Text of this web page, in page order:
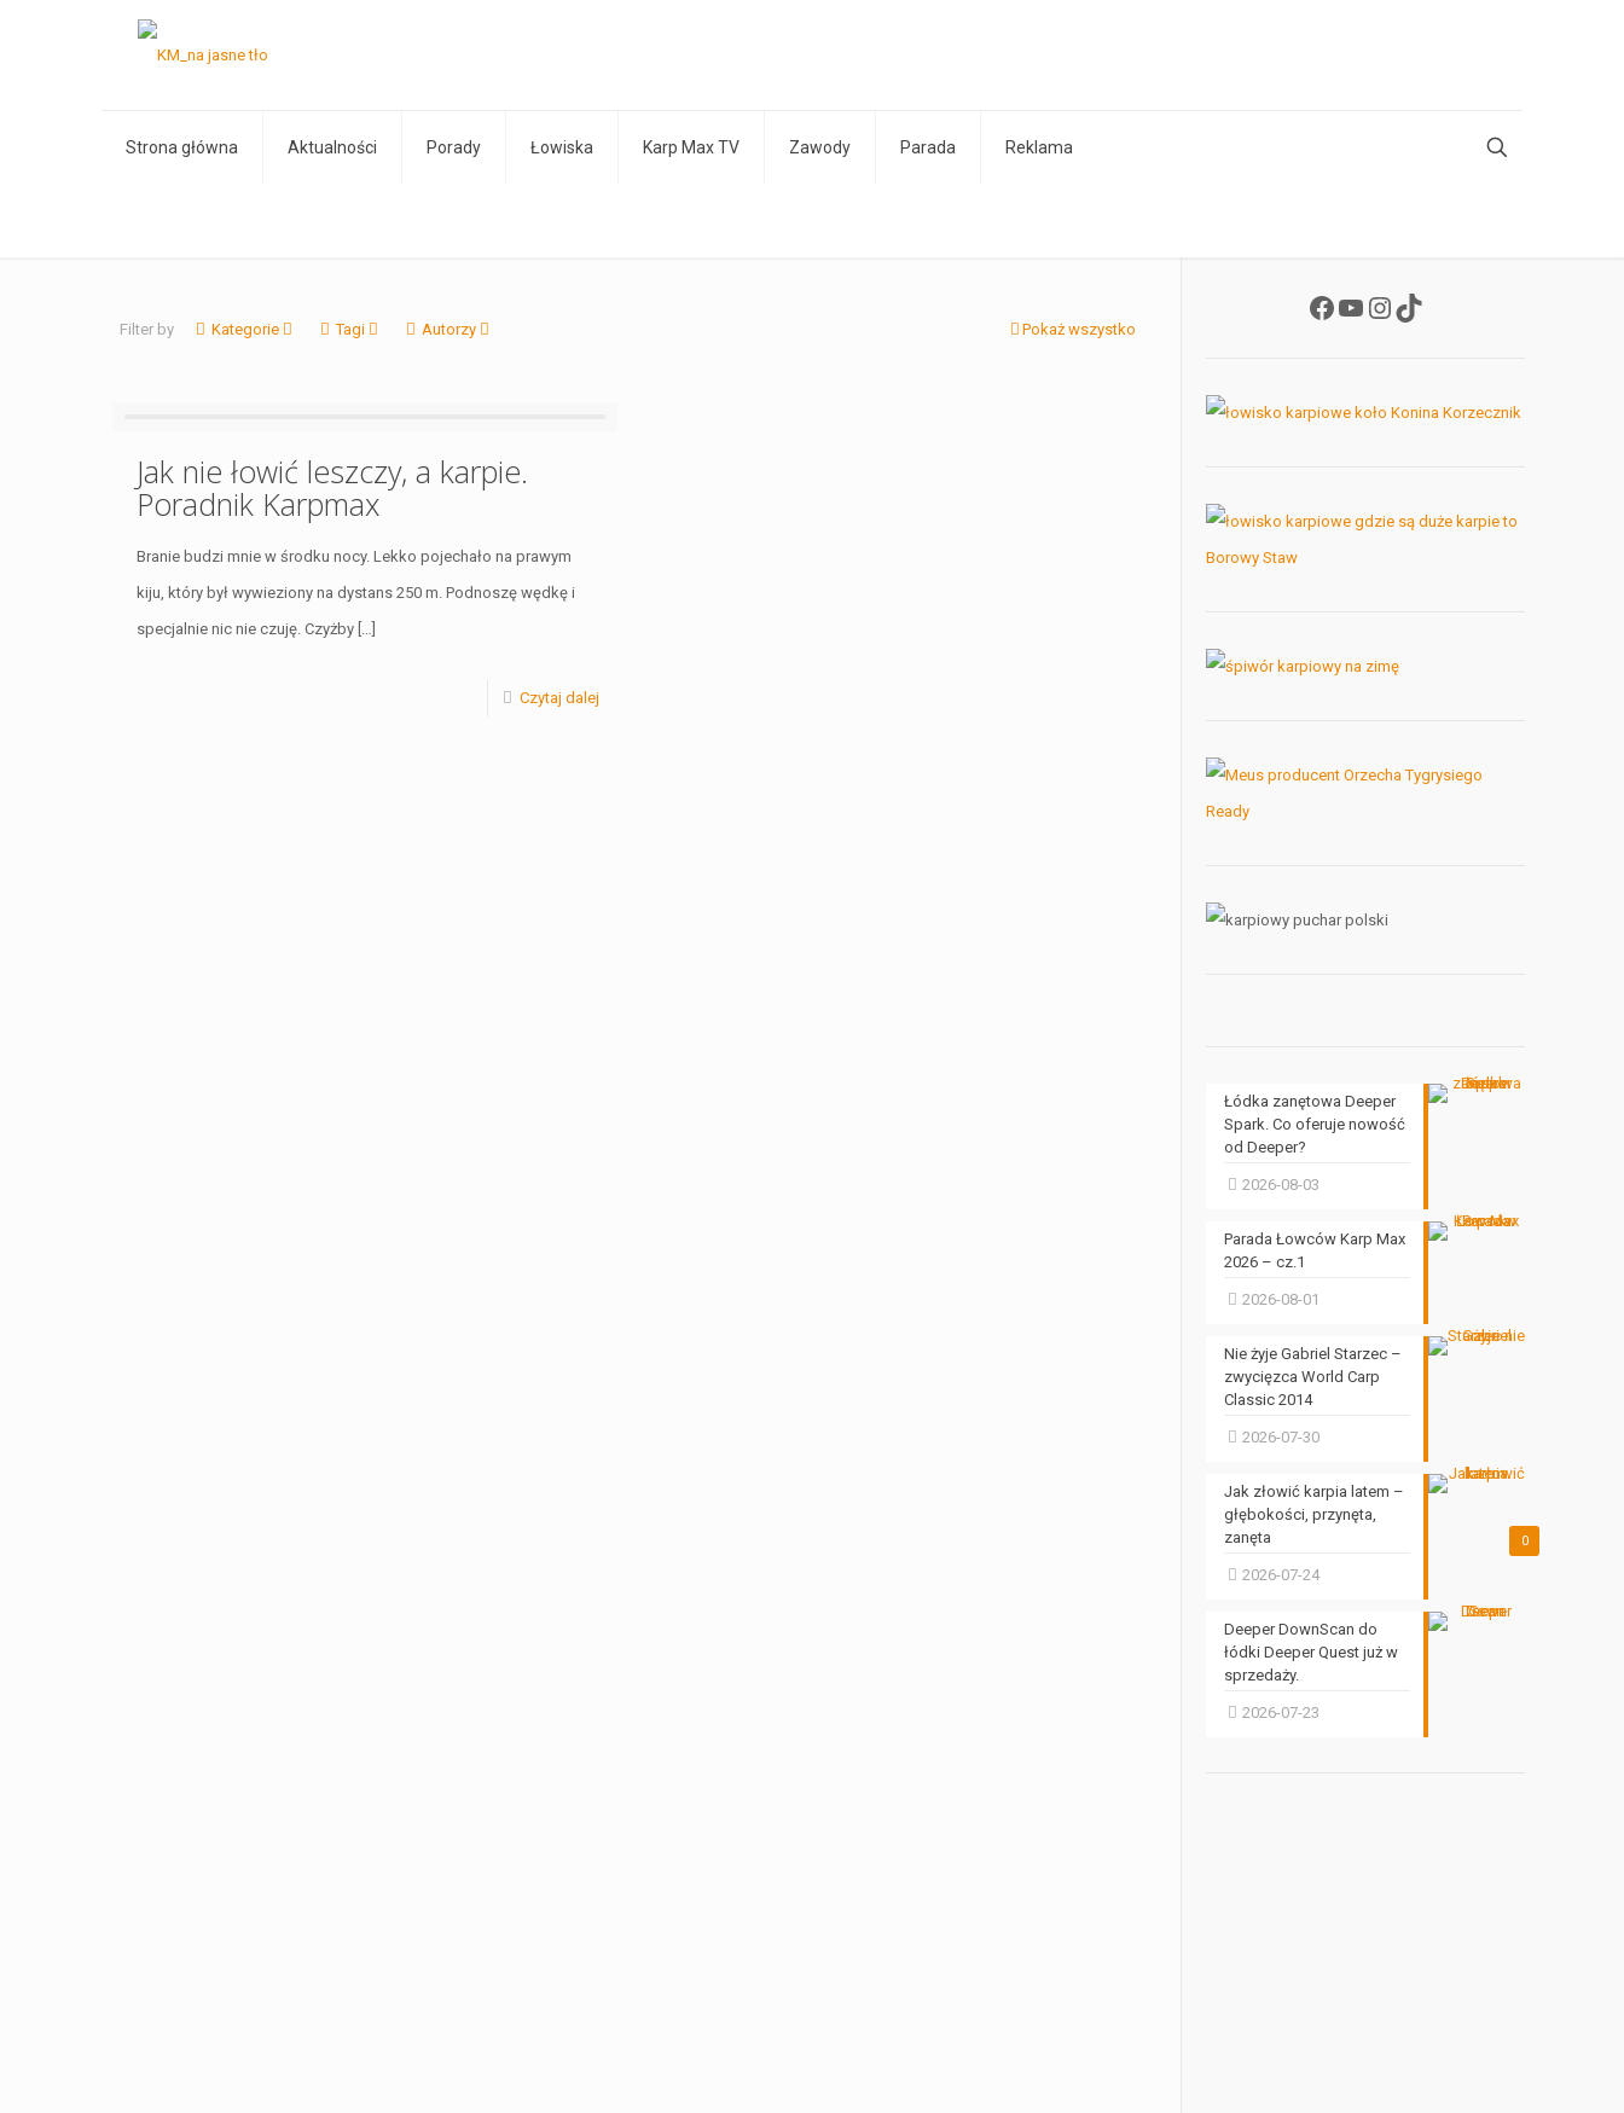
Strona główna Aktualności Porady Łowiska Karp Max TV Zawody Parada Reklama
Filter by Kategorie Tagi Autorzy Pokaż wszystko
Jak nie łowić leszczy, a karpie.
Poradnik Karpmax
Branie budzi mnie w środku nocy. Lekko pojechało na prawym
kiju, który był wywieziony na dystans 250 m. Podnoszę wędkę i
specjalnie nic nie czuję. Czyżby[…]
Czytaj dalej
Facebook
YouTube
Instagram
TikTok
Łódka zanętowa Deeper
Spark. Co oferuje nowość
od Deeper?
2026-08-03
Parada Łowców Karp Max
2026 – cz.1
2026-08-01
Nie żyje Gabriel Starzec –
zwycięzca World Carp
Classic 2014
2026-07-30
0
Jak złowić karpia latem –
głębokości, przynęta,
zanęta
2026-07-24
Deeper DownScan do
łódki Deeper Quest już w
sprzedaży.
2026-07-23